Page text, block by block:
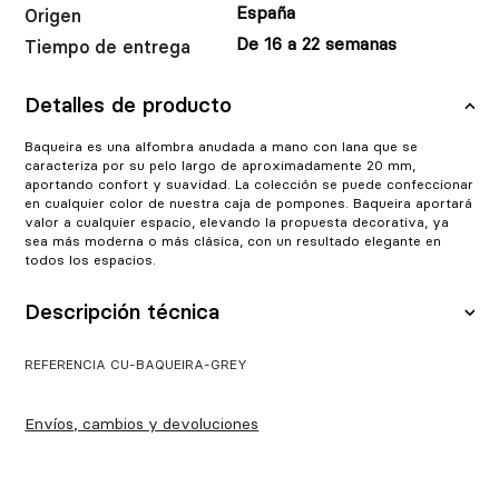
Origen
España
Tiempo de entrega
De 16 a 22 semanas
Detalles de producto
Baqueira es una alfombra anudada a mano con lana que se
caracteriza por su pelo largo de aproximadamente 20 mm,
aportando confort y suavidad. La colección se puede confeccionar
en cualquier color de nuestra caja de pompones. Baqueira aportará
valor a cualquier espacio, elevando la propuesta decorativa, ya
sea más moderna o más clásica, con un resultado elegante en
todos los espacios.
Descripción técnica
CU-BAQUEIRA-GREY
Envíos, cambios y devoluciones